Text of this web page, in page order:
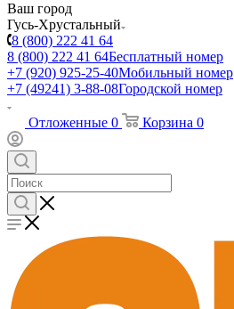
Ваш город
Гусь-Хрустальный
8 (800) 222 41 64
8 (800) 222 41 64Бесплатный номер
+7 (920) 925-25-40Мобильный номер
+7 (49241) 3-88-08Городской номер
Отложенные 0 Корзина 0